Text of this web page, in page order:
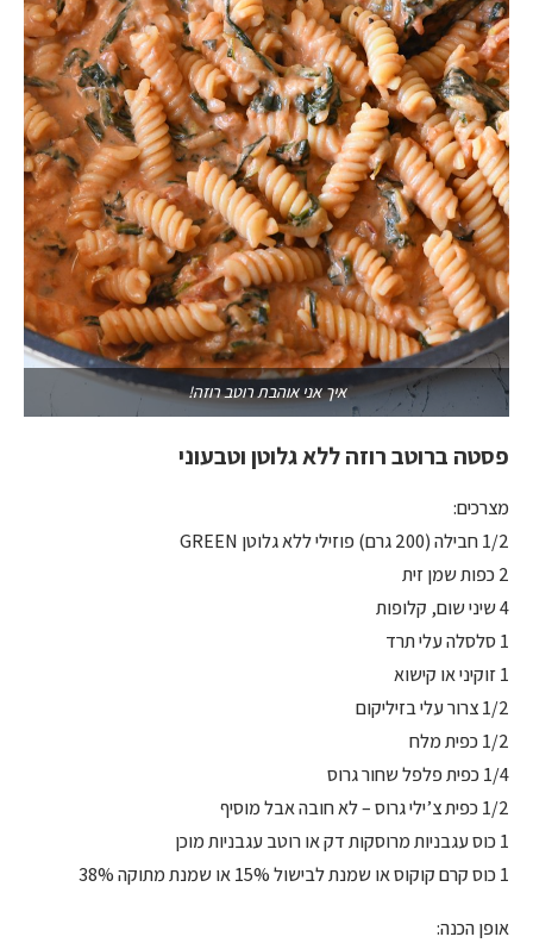
איך אני אוהבת רוטב רוזה!
פסטה ברוטב רוזה ללא גלוטן וטבעוני
מצרכים:
1/2 חבילה (200 גרם) פוזילי ללא גלוטן GREEN
2 כפות שמן זית
4 שיני שום, קלופות
1 סלסלה עלי תרד
1 זוקיני או קישוא
1/2 צרור עלי בזיליקום
1/2 כפית מלח
1/4 כפית פלפל שחור גרוס
1/2 כפית צ’ילי גרוס – לא חובה אבל מוסיף
1 כוס עגבניות מרוסקות דק או רוטב עגבניות מוכן
1 כוס קרם קוקוס או שמנת לבישול 15% או שמנת מתוקה 38%
אופן הכנה: